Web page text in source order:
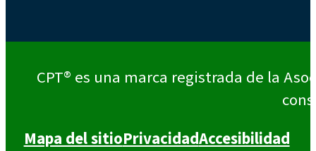
CPT® es una marca registrada de la
Mapa del sitioPrivacidadAccesibilidad